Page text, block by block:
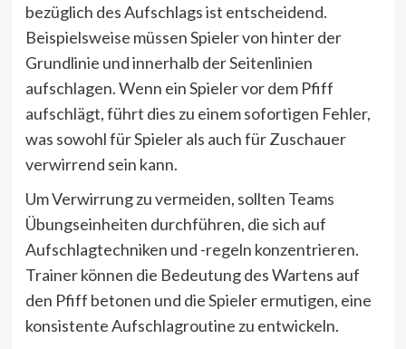
bezüglich des Aufschlags ist entscheidend.
Beispielsweise müssen Spieler von hinter der
Grundlinie und innerhalb der Seitenlinien
aufschlagen. Wenn ein Spieler vor dem Pfiff
aufschlägt, führt dies zu einem sofortigen Fehler,
was sowohl für Spieler als auch für Zuschauer
verwirrend sein kann.
Um Verwirrung zu vermeiden, sollten Teams
Übungseinheiten durchführen, die sich auf
Aufschlagtechniken und -regeln konzentrieren.
Trainer können die Bedeutung des Wartens auf
den Pfiff betonen und die Spieler ermutigen, eine
konsistente Aufschlagroutine zu entwickeln.